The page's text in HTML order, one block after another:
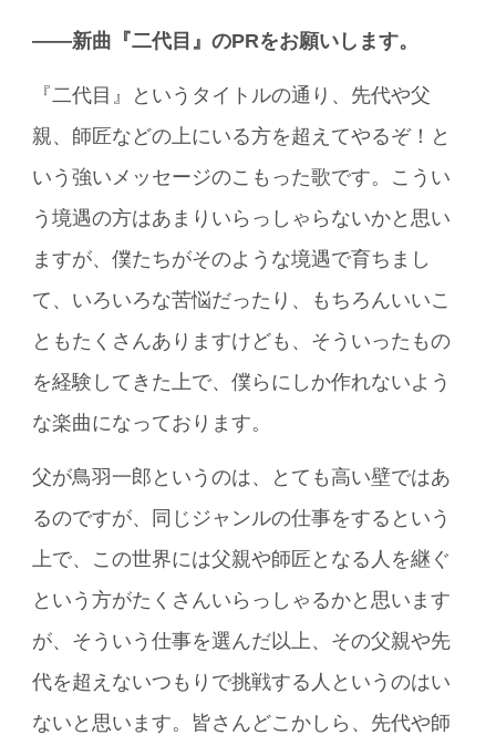
――新曲『二代目』のPRをお願いします。
『二代目』というタイトルの通り、先代や父
親、師匠などの上にいる方を超えてやるぞ！と
いう強いメッセージのこもった歌です。こうい
う境遇の方はあまりいらっしゃらないかと思い
ますが、僕たちがそのような境遇で育ちまし
て、いろいろな苦悩だったり、もちろんいいこ
ともたくさんありますけども、そういったもの
を経験してきた上で、僕らにしか作れないよう
な楽曲になっております。
父が鳥羽一郎というのは、とても高い壁ではあ
るのですが、同じジャンルの仕事をするという
上で、この世界には父親や師匠となる人を継ぐ
という方がたくさんいらっしゃるかと思います
が、そういう仕事を選んだ以上、その父親や先
代を超えないつもりで挑戦する人というのはい
ないと思います。皆さんどこかしら、先代や師